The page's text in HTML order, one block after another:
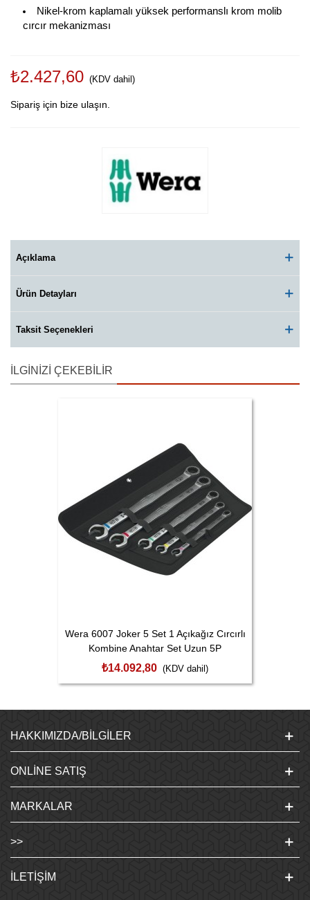
Nikel-krom kaplamalı yüksek performanslı krom molib
cırcır mekanizması
₺2.427,60 (KDV dahil)
Sipariş için bize ulaşın.
Açıklama
Ürün Detayları
Taksit Seçenekleri
İLGINIZI ÇEKEBILIR
Wera 6007 Joker 5 Set 1 Açıkağız Cırcırlı
Kombine Anahtar Set Uzun 5P
05020380001
₺14.092,80 (KDV dahil)
HAKKIMIZDA/BILGILER
ONLINE SATIŞ
MARKALAR
>>
İLETIŞIM